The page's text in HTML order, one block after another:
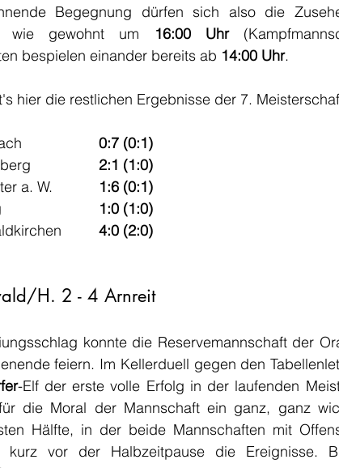
Begegnung dürfen sich also die
wie gewohnt um
16:00 Uhr
bespielen einander bereits ab 14:00 Uhr.
hier die restlichen Ergebnisse der 7.
0:7 (0:1)
2:1 (1:0)
1:6 (0:1)
1:0 (1:0)
  	4:0 (2:0)
H. 2 - 4 Arnreit
konnte die Reservemannschaft der
feiern. Im Kellerduell gegen den
-Elf der erste volle Erfolg in der laufenden
die Moral der Mannschaft ein ganz, ganz
Hälfte, in der beide Mannschaften mit
kurz vor der Halbzeitpause die Ereignisse.